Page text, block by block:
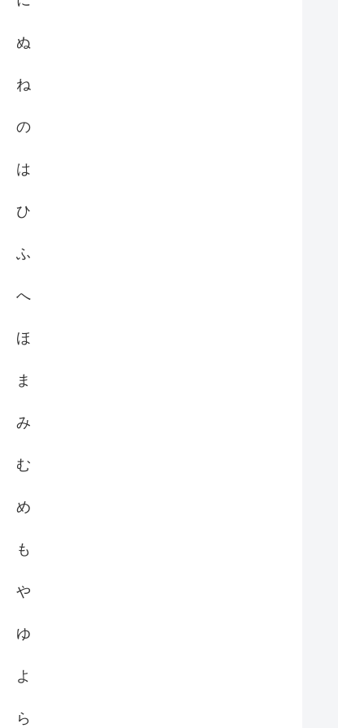
ぬ
ね
の
は
ひ
ふ
へ
ほ
ま
み
む
め
も
や
ゆ
よ
ら